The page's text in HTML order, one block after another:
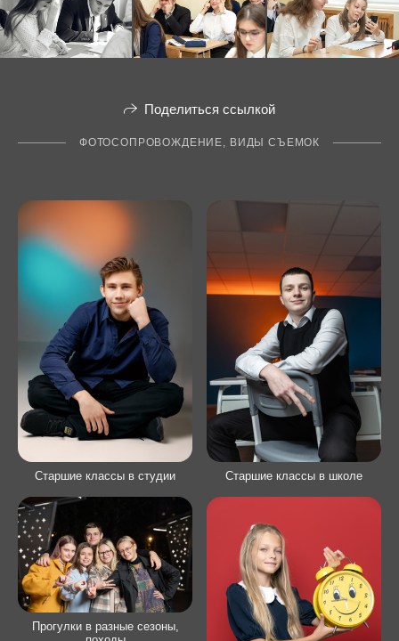
Поделиться ссылкой
ФОТОСОПРОВОЖДЕНИЕ, ВИДЫ СЪЕМОК
Старшие классы в студии Старшие классы в школе
Прогулки в разные сезоны,